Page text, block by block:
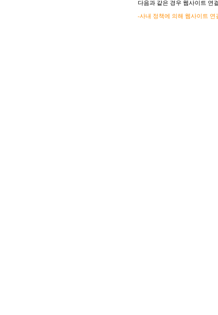
다음과 같은 경우 웹사이트 연
-사내 정책에 의해 웹사이트